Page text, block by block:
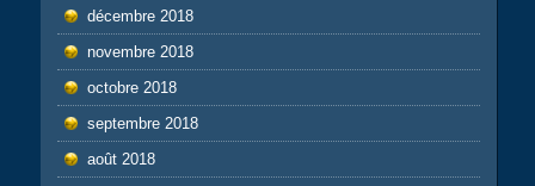
décembre 2018
novembre 2018
octobre 2018
septembre 2018
août 2018